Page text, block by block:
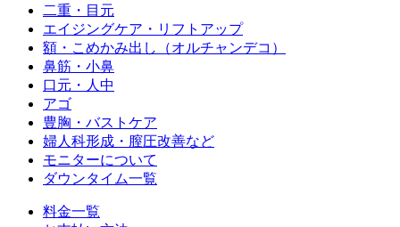
二重・目元
エイジングケア・リフトアップ
額・こめかみ出し（オルチャンデコ）
鼻筋・小鼻
口元・人中
アゴ
豊胸・バストケア
婦人科形成・膣圧改善など
モニターについて
ダウンタイム一覧
料金一覧